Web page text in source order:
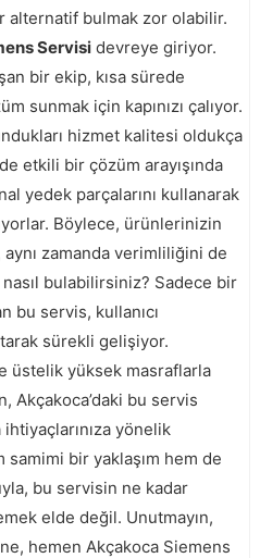
alternatif bulmak zor olabilir.
Servisi devreye giriyor.
bir ekip, kısa sürede
sunmak için kapınızı çalıyor.
hizmet kalitesi oldukça
etkili bir çözüm arayışında
yedek parçalarını kullanarak
Böylece, ürünlerinizin
zamanda verimliliğini de
bulabilirsiniz? Sadece bir
bu servis, kullanıcı
sürekli gelişiyor.
üstelik yüksek masraflarla
Akçakoca’daki bu servis
yönelik
bir yaklaşım hem de
bu servisin ne kadar
elde değil. Unutmayın,
hemen Akçakoca Siemens